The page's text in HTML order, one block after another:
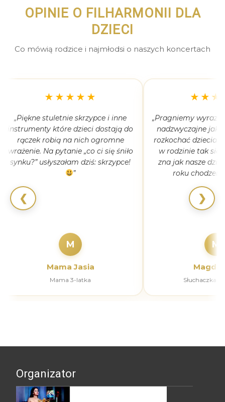
OPINIE O FILHARMONII DLA
DZIECI
Co mówią rodzice i najmłodsi o naszych koncertach
❮
★★★★★
„Piękne stuletnie skrzypce i inne
instrumenty które dzieci dostają do
rączek robią na nich ogromne
wrażenie. Na pytanie „co ci się śniło
synku?” usłyszałam dziś: skrzypce!
”
M
Mama Jasia
Mama 3-latka
„Pragniemy wyrazić
nadzwyczajne jak
rozkochać
w rodzinie tak się
zna jak nasze
roku
M
Słuchaczka
❯
Organizator